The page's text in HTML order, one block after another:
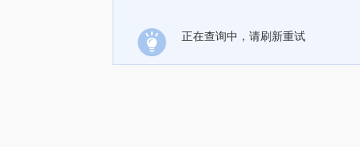
正在查询中，请刷新重试